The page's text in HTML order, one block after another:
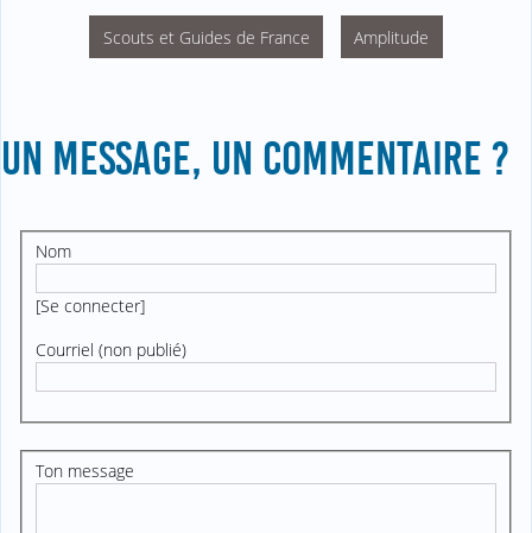
Scouts et Guides de France Amplitude
UN MESSAGE, UN COMMENTAIRE ?
Nom
[Se connecter]
Courriel (non publié)
Ton message